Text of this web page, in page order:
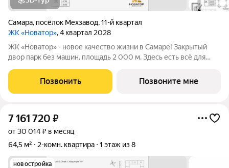
Самара, посёлок Мехзавод,11-й квартал
ЖК «Новатор», 4 квартал 2028
ЖК «Новатор» - новое качество жизни в Самаре! Закрытый
двор парк без машин, площадь 2 000 м. Здесь есть всё для
спортивные зоны ландшафтное озеленение Безопасность на
высшем уровне: система
Позвонить Позвоните мне
7 161 720 ₽
от 30 014 ₽ в месяц
64,5 м²
2-комн. квартира 1 этаж из 8
новостройка